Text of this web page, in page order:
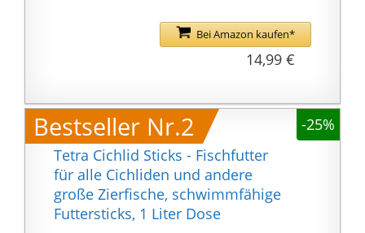
und D3 - für
wohlernährte vitale
das Futter aus
Maismehl, Fischmehl,
Sojaschrot,
Weizenmehl,
Weizenkleber, Cellulose
mit 28
{226a3b4813f0e74658fc
Bei Amazon kaufen*
14,99 €
Bestseller Nr.2
-25%
Tetra Cichlid Sticks - Fischfutter
für alle Cichliden und andere
große Zierfische, schwimmfähige
Futtersticks, 1 Liter Dose